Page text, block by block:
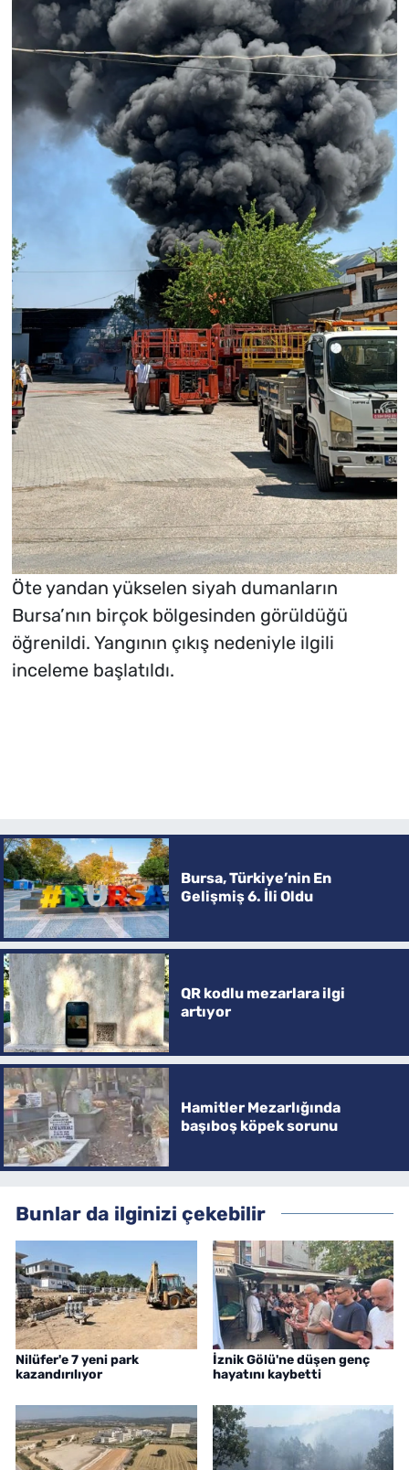
Öte yandan yükselen siyah dumanların
Bursa’nın birçok bölgesinden görüldüğü
öğrenildi. Yangının çıkış nedeniyle ilgili
inceleme başlatıldı.
Bursa, Türkiye’nin En
Gelişmiş 6. İli Oldu
QR kodlu mezarlara ilgi
artıyor
Hamitler Mezarlığında
başıboş köpek sorunu
Bunlar da ilginizi çekebilir
Nilüfer'e 7 yeni park
kazandırılıyor
İznik Gölü'ne düşen genç
hayatını kaybetti